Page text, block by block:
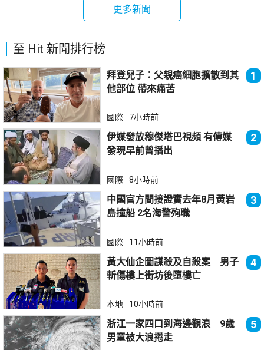
更多新聞
至 Hit 新聞排行榜
拜登兒子：父親癌細胞擴散到其
他部位 帶來痛苦
1
國際 7小時前
伊媒發放穆傑塔巴視頻 有傳媒
發現早前曾播出
2
國際 8小時前
中國官方間接證實去年8月黃岩
島撞船 2名海警殉職
3
國際 11小時前
黃大仙企圖謀殺及自殺案 男子
斬傷樓上街坊後墮樓亡
4
本地 10小時前
浙江一家四口到海邊觀浪 9歲
男童被大浪捲走
5